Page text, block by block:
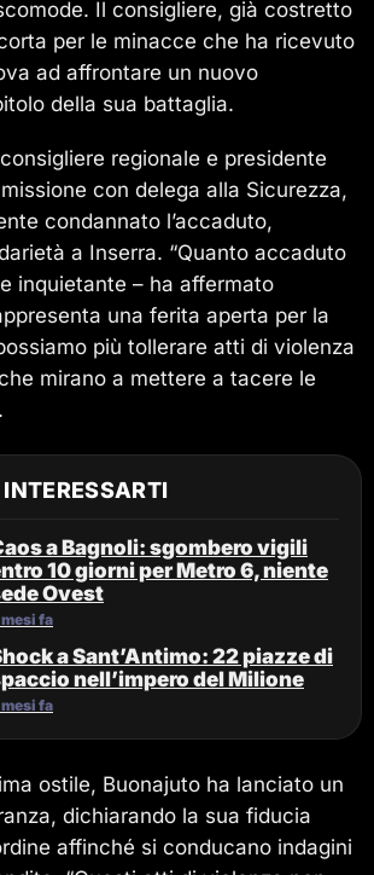
Il consigliere, già costretto
per le minacce che ha ricevuto
ad affrontare un nuovo
della sua battaglia.
regionale e presidente
con delega alla Sicurezza,
condannato l’accaduto,
a Inserra. “Quanto accaduto
inquietante – ha affermato
una ferita aperta per la
più tollerare atti di violenza
mirano a mettere a tacere le
INTERESSARTI
a Bagnoli: sgombero vigili
10 giorni per Metro 6, niente
Ovest
fa
a Sant’Antimo: 22 piazze di
nell’impero del Milione
fa
ostile, Buonajuto ha lanciato un
dichiarando la sua fiducia
affinché si conducano indagini